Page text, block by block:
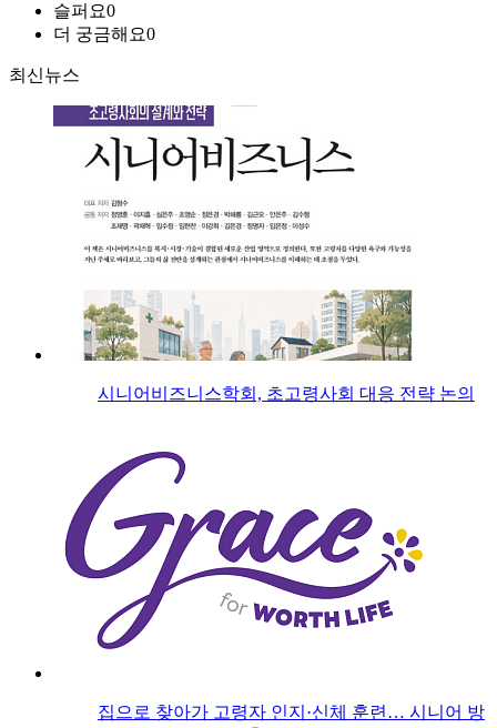
슬퍼요0
더 궁금해요0
최신뉴스
시니어비즈니스학회, 초고령사회 대응 전략 논의
집으로 찾아가 고령자 인지·신체 훈련… 시니어 방